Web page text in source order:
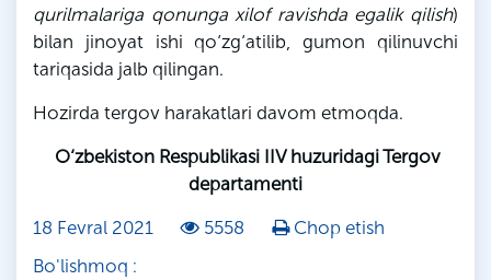
qurilmalariga qonunga xilof ravishda egalik qilish)
bilan jinoyat ishi qo‘zg‘atilib, gumon qilinuvchi
tariqasida jalb qilingan.
Hozirda tergov harakatlari davom etmoqda.
O‘zbekiston Respublikasi IIV huzuridagi Tergov
departamenti
18 Fevral 2021
5558
Chop etish
Bo'lishmoq :